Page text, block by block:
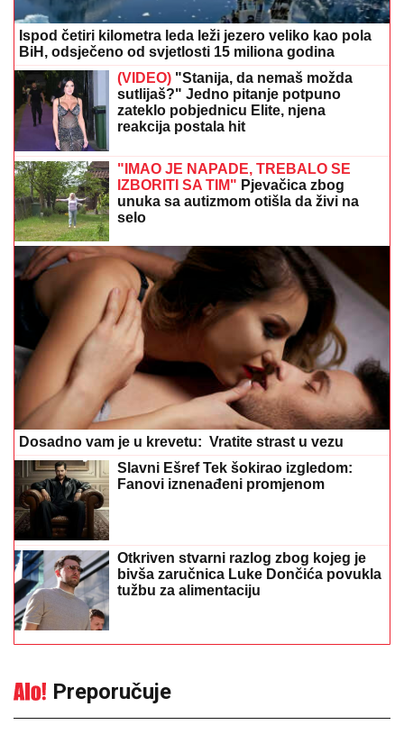
Ispod četiri kilometra leda leži jezero veliko kao pola
BiH, odsječeno od svjetlosti 15 miliona godina
(VIDEO) "Stanija, da nemaš možda
sutlijaš?" Jedno pitanje potpuno
zateklo pobjednicu Elite, njena
reakcija postala hit
"IMAO JE NAPADE, TREBALO SE
IZBORITI SA TIM" Pjevačica zbog
unuka sa autizmom otišla da živi na
selo
Dosadno vam je u krevetu: Vratite strast u vezu
Slavni Ešref Tek šokirao izgledom:
Fanovi iznenađeni promjenom
Otkriven stvarni razlog zbog kojeg je
bivša zaručnica Luke Dončića povukla
tužbu za alimentaciju
Preporučuje